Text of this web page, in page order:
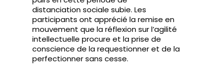
distanciation sociale subie. Les
participants ont apprécié la remise en
mouvement que la réflexion sur l’agilité
intellectuelle procure et la prise de
conscience de la requestionner et de la
perfectionner sans cesse.